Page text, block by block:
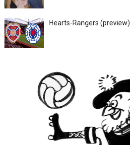
Hearts-Rangers (preview)